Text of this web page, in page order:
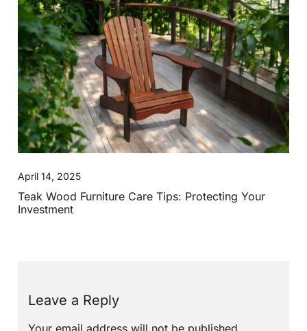
April 14, 2025
Teak Wood Furniture Care Tips: Protecting Your
Investment
Leave a Reply